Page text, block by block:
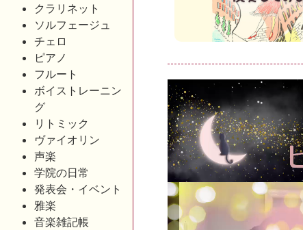
クラリネット
ソルフェージュ
チェロ
ピアノ
フルート
ボイストレーニン
グ
リトミック
ヴァイオリン
声楽
学院の日常
発表会・イベント
雅楽
音楽雑記帳
動
画
プ
レ
ー
ヤ
ー